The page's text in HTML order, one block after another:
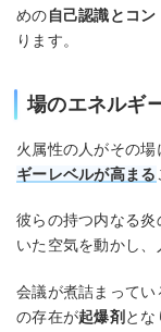
めの自己認識とコ
ります。
場のエネルギ
火属性の人がその場
ギーレベルが高まる
彼らの持つ内なる
いた空気を動かし、
会議が煮詰まってい
の存在が起爆剤 と